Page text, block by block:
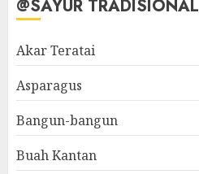
@SAYUR TRADISIONAL
Akar Teratai
Asparagus
Bangun-bangun
Buah Kantan